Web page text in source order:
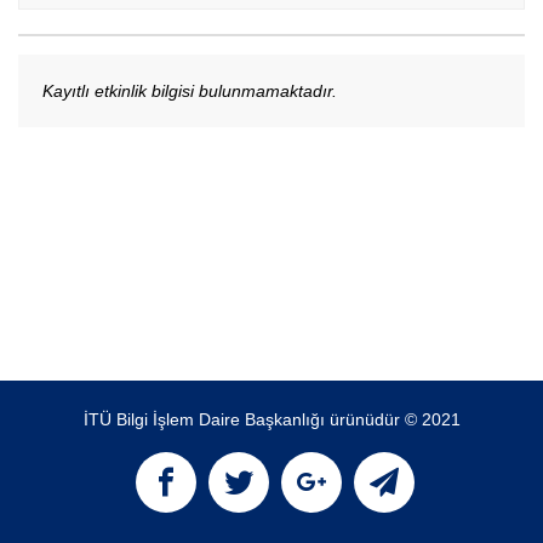
Kayıtlı etkinlik bilgisi bulunmamaktadır.
İTÜ Bilgi İşlem Daire Başkanlığı ürünüdür © 2021